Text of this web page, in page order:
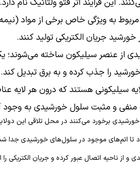
به ویژگی خاص برخی از مواد
جریان الکتریکی تولید کنند.
از عنصر سیلیکون ساخته
خورشید را جذب کرده و به برق
سیلیکونی هستند که درون هر لایه
و مثبت سلول خورشیدی به وجود
برخورد می‌کنند در محل تلاقی این
تا اتم‌های موجود در سلول‌های خورشیدی جدا
و از ناحیه اتصال عبور کرده و جریان الکتریکی